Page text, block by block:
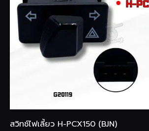
สวิทช์ไฟเลี้ยว H-PCX150 (BJN)